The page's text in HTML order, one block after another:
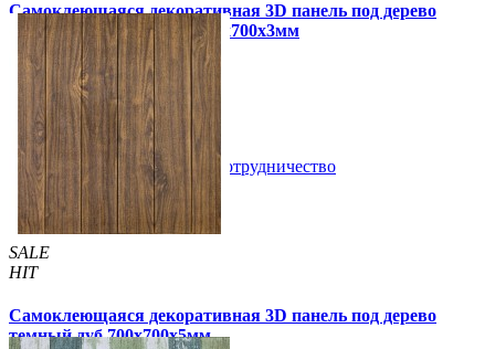
Самоклеющаяся декоративная 3D панель под дерево
светлый дуб в рулоне 2800x700x3мм
320 грн /шт 450 грн/шт
Купить В закладки Сотрудничество
SALE
HIT
Самоклеющаяся декоративная 3D панель под дерево
темный дуб 700x700x5мм